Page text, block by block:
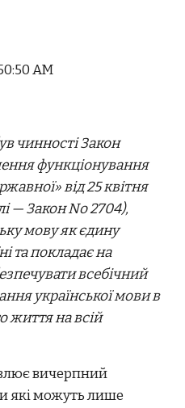
AM
чинності Закон
функціонування
від 25 квітня
— Закон No 2704),
мову як єдину
та покладає на
всебічний
української мови в
життя на всій
вичерпний
які можуть лише